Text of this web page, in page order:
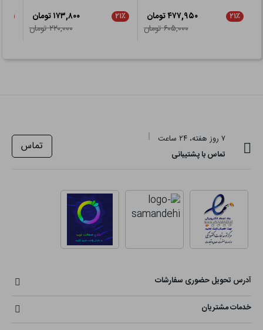
۲۱٪
۴۷۷,۹۵۰ تومان
۶۰۵,۰۰۰ تومان
۲۱٪
۱۷۳,۸۰۰ تومان
۲۲۰,۰۰۰ تومان
۷ روز هفته، ۲۴ ساعت
تماس با پشتیبانی
تماس
آدرس تحویل حضوری سفارشات
خدمات مشتریان